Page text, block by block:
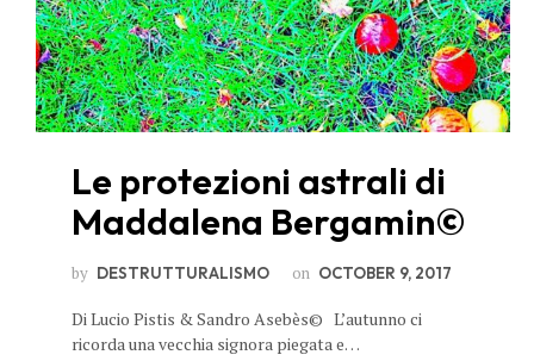
Le protezioni astrali di
Maddalena Bergamin©
by DESTRUTTURALISMO on OCTOBER 9, 2017
Di Lucio Pistis & Sandro Asebès© L’autunno ci
ricorda una vecchia signora piegata e…